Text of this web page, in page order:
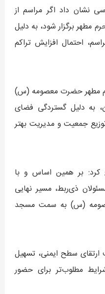
نشان داد اگر مراسم از
برگزار شود، به دلیل
احتمال افزایش تراکم
مطهر حضرت معصومه (س)
دلیل گستردگی فضای
جمعیت و مدیریت بهتر
کرد: بر همین اساس و با
ذی‌ربط، مسیر نهایی
(س) به سمت مسجد
سطح ایمنی، تسهیل
مطلوب‌تر برای حضور